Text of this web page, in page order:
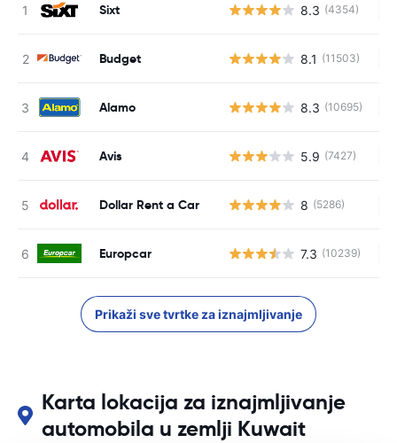
Sixt 8.3 (4354)
Budget 8.1 (11503)
Alamo 8.3 (10695)
Avis 5.9 (7427)
Dollar Rent a Car 8 (5286)
Europcar 7.3 (10239)
Prikaži sve tvrtke za iznajmljivanje
Karta lokacija za iznajmljivanje
automobila u zemlji Kuwait